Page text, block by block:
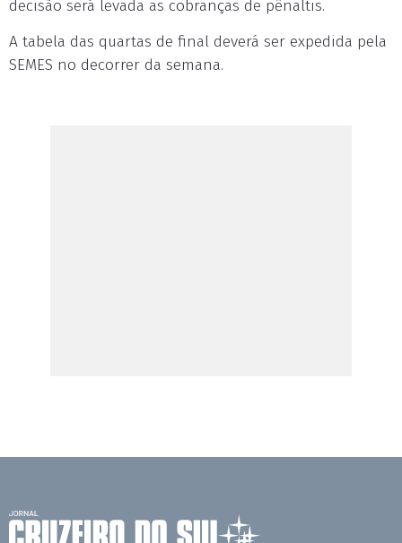
decisão será levada as cobranças de pênaltis.
A tabela das quartas de final deverá ser expedida pela
SEMES no decorrer da semana.